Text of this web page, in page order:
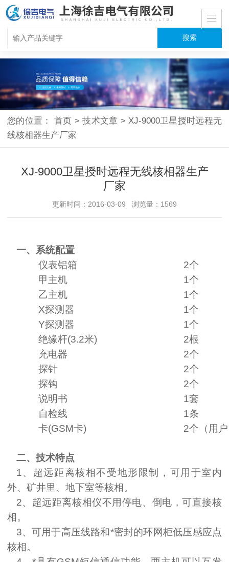
您的位置：首页 > 技术文章 > XJ-9000卫星授时远程无
线核相器生产厂家
XJ-9000卫星授时远程无线核相器生产
厂家
更新时间：2016-03-09 浏览量：1569
一、系统配置
仪表铝箱
2个
甲主机
1个
乙主机
1个
X探测器 1个
Y探测器 1个
绝缘杆(3.2米) 2根
充电器
2个
探针
2个
探钩
2个
说明书
1套
自检线
1条
卡(GSM卡) 2个（用
二、技术特点
1、超远距离核相不受地形限制，可用于室内
外、矿井里、地下室等核相。
2、超远距离核相仪不用停电、倒电，可直接核
相。
3、可用于高压线路和*密封的环网柜低压感应点
核相。